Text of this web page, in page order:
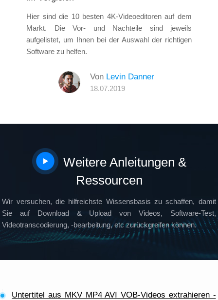
Hier sind die 10 besten 4K-Videoeditoren auf dem
Markt. Die Vor- und Nachteile sind jeweils
aufgelistet, um Ihnen bei der Auswahl der richtigen
Software zu helfen.
Von Levin Danner
18.07.2019
Weitere Anleitungen &
Ressourcen
Wir versuchen, die hilfreichste Wissensbasis zu schaffen, damit
Sie auf Download & Upload von Videos, Software-Test,
Videotranscodierung, -bearbeitung, etc zurückgreifen können.
Untertitel aus MKV MP4 AVI VOB-Videos extrahieren -